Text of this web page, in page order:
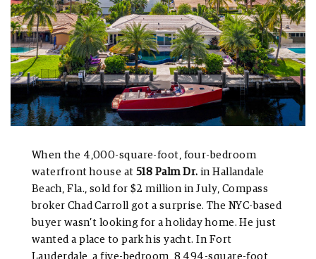
When the 4,000-square-foot, four-bedroom
waterfront house at 518 Palm Dr. in Hallandale
Beach, Fla., sold for $2 million in July, Compass
broker Chad Carroll got a surprise. The NYC-based
buyer wasn’t looking for a holiday home. He just
wanted a place to park his yacht. In Fort
Lauderdale, a five-bedroom, 8,494-square-foot